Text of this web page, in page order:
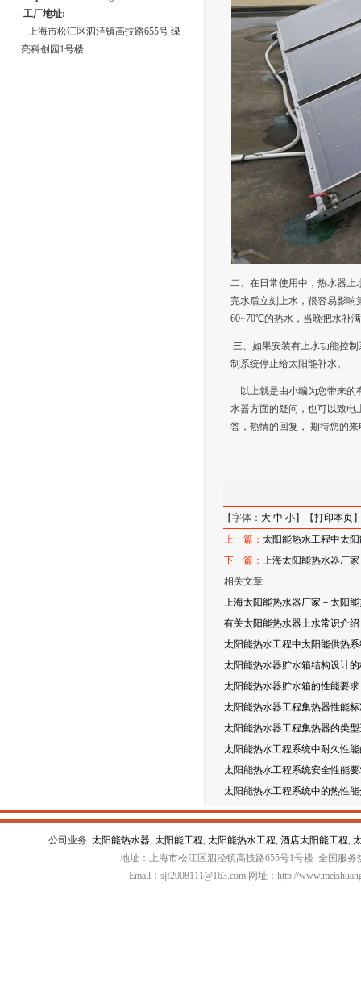
工厂地址:
上海市松江区泗泾镇高技路655号 绿
亮科创园1号楼
二、在日常使用中，热水器上
完水后立刻上水，很容易影
60~70℃的热水，当晚把水补
三、如果安装有上水功能控
制系统停止给太阳能补水。
以上就是由小编为您带来
水器方面的疑问，也可以致
答，热情的回复， 期待您的来
【字体：大 中 小】【打印本页
上一篇：太阳能热水工程中太
下一篇：上海太阳能热水器厂
相关文章
上海太阳能热水器厂家－太阳
有关太阳能热水器上水常识介绍
太阳能热水工程中太阳能供热
太阳能热水器贮水箱结构设计
太阳能热水器贮水箱的性能要求
太阳能热水器工程集热器性能
太阳能热水器工程集热器的类
太阳能热水工程系统中耐久性
太阳能热水工程系统安全性能
太阳能热水工程系统中的热性
公司业务: 太阳能热水器, 太阳能工程, 太阳能热水工程, 酒店太阳能工程,
地址：上海市松江区泗泾镇高技路655号1号楼 全国服务
Email：sjf2008111@163.com 网址：http://